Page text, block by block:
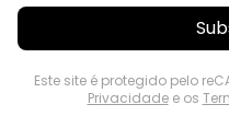
Este site é protegido pelo
Privacidadee os